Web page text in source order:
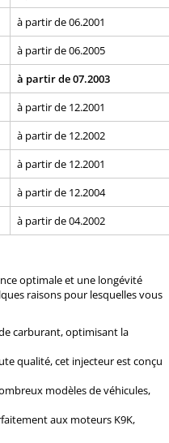
à partir de 06.2001
à partir de 06.2005
à partir de 07.2003
à partir de 12.2001
à partir de 12.2002
à partir de 12.2001
à partir de 12.2004
à partir de 04.2002
optimale et une longévité
raisons pour lesquelles vous
carburant, optimisant la
qualité, cet injecteur est conçu
modèles de véhicules,
aux moteurs K9K,